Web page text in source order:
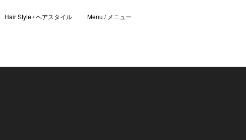
Hair Style / ヘアスタイル Menu / メニュー